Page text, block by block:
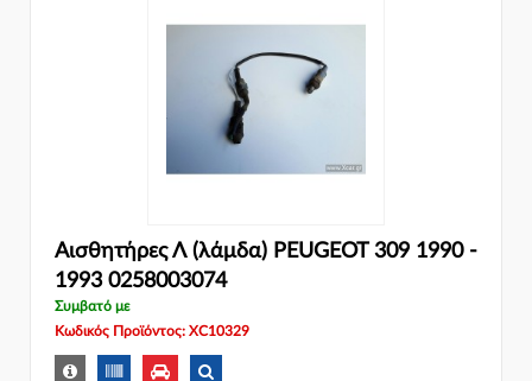
Αισθητήρες Λ (λάμδα) PEUGEOT 309 1990 -
1993 0258003074
Συμβατό με
Κωδικός Προϊόντος: XC10329